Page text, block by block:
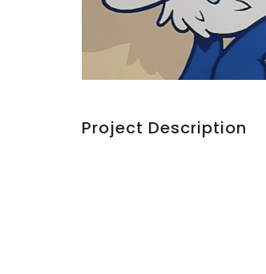
Project Description